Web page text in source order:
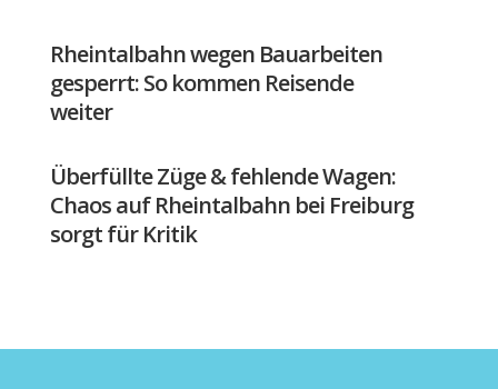
Rheintalbahn wegen Bauarbeiten
gesperrt: So kommen Reisende
weiter
Überfüllte Züge & fehlende Wagen:
Chaos auf Rheintalbahn bei Freiburg
sorgt für Kritik